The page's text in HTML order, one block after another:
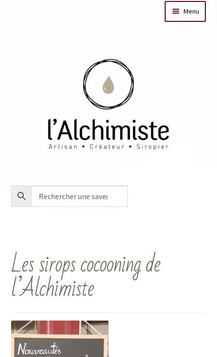
Menu
Acheter en ligne
Contact
Les sirops cocooning de
l’Alchimiste